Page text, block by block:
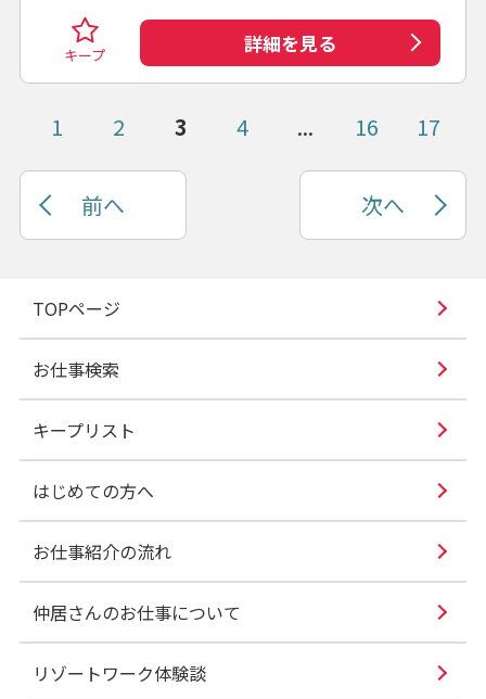
キープ 詳細を見る
1 2 3 4 ... 16 17
前へ 次へ
TOPページ
お仕事検索
キープリスト
はじめての方へ
お仕事紹介の流れ
仲居さんのお仕事について
リゾートワーク体験談